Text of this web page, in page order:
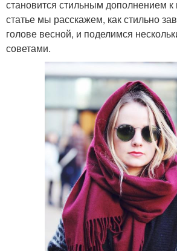
становится стильным дополнением к
статье мы расскажем, как стильно
голове весной, и поделимся
советами.